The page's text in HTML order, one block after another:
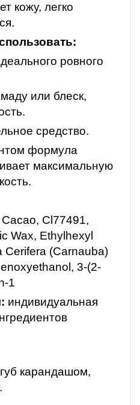
кожу, легко
ровного
или блеск,
средство.
формула
максимальную
Cl77491,
Wax, Ethylhexyl
Cerifera (Carnauba)
3-(2-
1
индивидуальная
карандашом,